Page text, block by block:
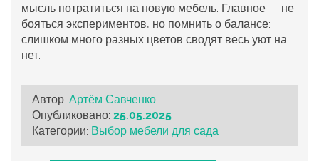
мысль потратиться на новую мебель. Главное — не
бояться экспериментов, но помнить о балансе:
слишком много разных цветов сводят весь уют на
нет.
Автор: Артём Савченко
Опубликовано: 25.05.2025
Категории: Выбор мебели для сада